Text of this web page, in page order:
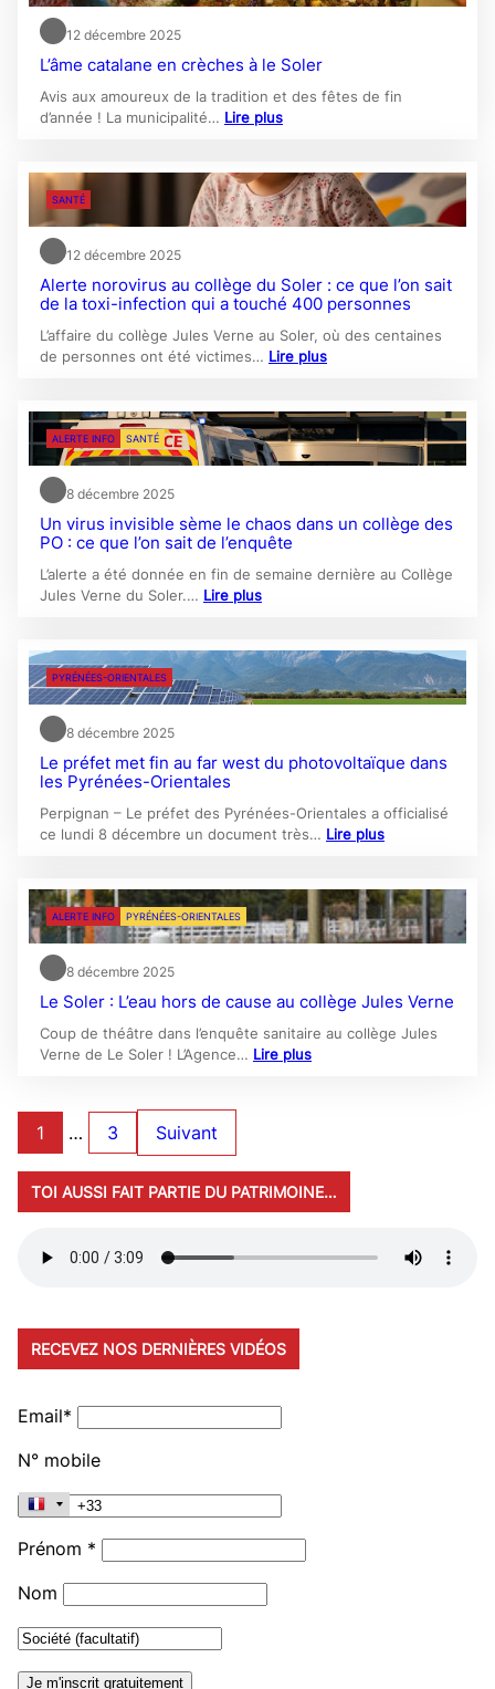
12 décembre 2025
L’âme catalane en crèches à le Soler
Avis aux amoureux de la tradition et des fêtes de fin
d’année ! La municipalité… Lire plus
SANTÉ
12 décembre 2025
Alerte norovirus au collège du Soler : ce que l’on sait
de la toxi-infection qui a touché 400 personnes
L’affaire du collège Jules Verne au Soler, où des centaines
de personnes ont été victimes… Lire plus
ALERTE INFO SANTÉ
8 décembre 2025
Un virus invisible sème le chaos dans un collège des
PO : ce que l’on sait de l’enquête
L’alerte a été donnée en fin de semaine dernière au Collège
Jules Verne du Soler.… Lire plus
PYRÉNÉES-ORIENTALES
8 décembre 2025
Le préfet met fin au far west du photovoltaïque dans
les Pyrénées-Orientales
Perpignan – Le préfet des Pyrénées-Orientales a officialisé
ce lundi 8 décembre un document très… Lire plus
ALERTE INFO PYRÉNÉES-ORIENTALES
8 décembre 2025
Le Soler : L’eau hors de cause au collège Jules Verne
Coup de théâtre dans l’enquête sanitaire au collège Jules
Verne de Le Soler ! L’Agence… Lire plus
1 … 3 Suivant
TOI AUSSI FAIT PARTIE DU PATRIMOINE…
RECEVEZ NOS DERNIÈRES VIDÉOS
Email*
N° mobile
Prénom *
Nom